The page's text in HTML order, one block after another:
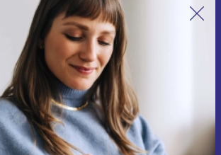
Anmäl dig till vårt nyhetsbrev för
första gången och spara 200 kr!
Missa aldrig ett erbjudande igen.
Begär kupong